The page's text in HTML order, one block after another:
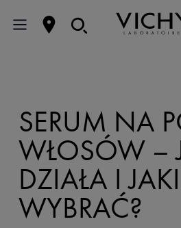
SERUM NA
WŁOSÓW –
DZIAŁA I
WYBRAĆ?